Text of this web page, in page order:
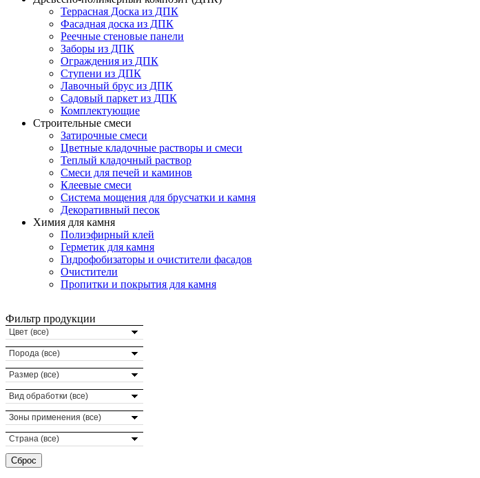
Террасная Доска из ДПК
Фасадная доска из ДПК
Реечные стеновые панели
Заборы из ДПК
Ограждения из ДПК
Ступени из ДПК
Лавочный брус из ДПК
Садовый паркет из ДПК
Комплектующие
Строительные смеси
Затирочные смеси
Цветные кладочные растворы и смеси
Теплый кладочный раствор
Смеси для печей и каминов
Клеевые смеси
Система мощения для брусчатки и камня
Декоративный песок
Химия для камня
Полиэфирный клей
Герметик для камня
Гидрофобизаторы и очистители фасадов
Очистители
Пропитки и покрытия для камня
Фильтр продукции
Цвет (все)
Порода (все)
Размер (все)
Вид обработки (все)
Зоны применения (все)
Страна (все)